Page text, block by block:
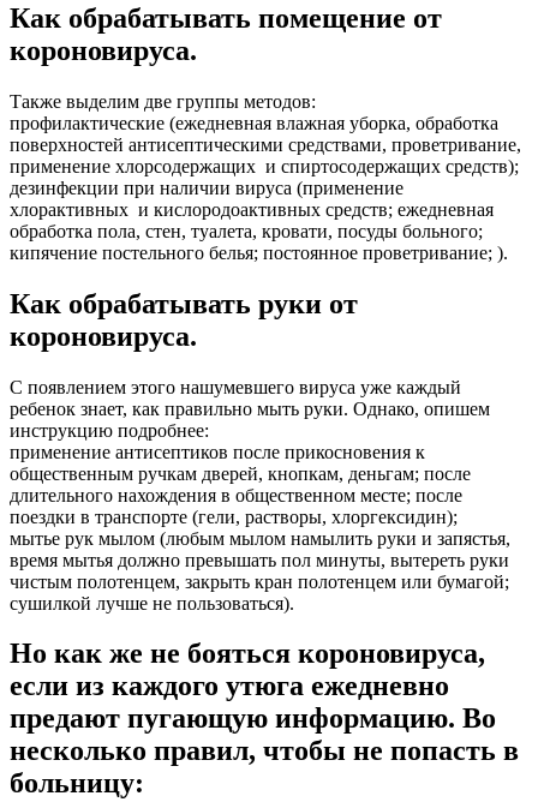
Как обрабатывать помещение от
короновируса.
Также выделим две группы методов:
профилактические (ежедневная влажная уборка, обработка
поверхностей антисептическими средствами, проветривание,
применение хлорсодержащих и спиртосодержащих средств);
дезинфекции при наличии вируса (применение
хлорактивных и кислородоактивных средств; ежедневная
обработка пола, стен, туалета, кровати, посуды больного;
кипячение постельного белья; постоянное проветривание; ).
Как обрабатывать руки от
короновируса.
С появлением этого нашумевшего вируса уже каждый
ребенок знает, как правильно мыть руки. Однако, опишем
инструкцию подробнее:
применение антисептиков после прикосновения к
общественным ручкам дверей, кнопкам, деньгам; после
длительного нахождения в общественном месте; после
поездки в транспорте (гели, растворы, хлоргексидин);
мытье рук мылом (любым мылом намылить руки и запястья,
время мытья должно превышать пол минуты, вытереть руки
чистым полотенцем, закрыть кран полотенцем или бумагой;
сушилкой лучше не пользоваться).
Но как же не бояться короновируса,
если из каждого утюга ежедневно
предают пугающую информацию. Во
несколько правил, чтобы не попасть в
больницу: